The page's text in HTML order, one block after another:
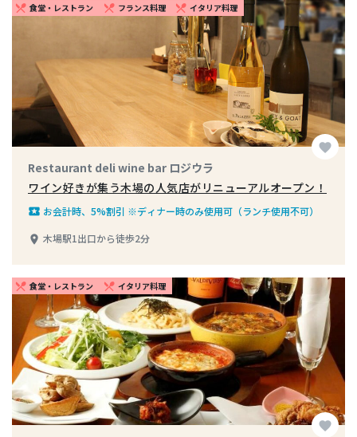
restaurant_menu 食堂・レストラン restaurant_menu フランス料理 restaurant_menu イタリア料理
favorite
Restaurant deli wine bar ロジウラ
ワイン好きが集う木場の人気店がリニューアルオープン！
local_play お会計時、5%割引 ※ディナー時のみ使用可（ランチ使用不可）
place 木場駅1出口から徒歩2分
restaurant_menu 食堂・レストラン restaurant_menu イタリア料理
favorite